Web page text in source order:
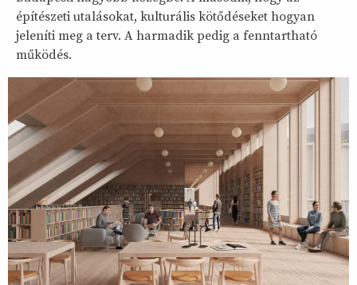
építészeti utalásokat, kulturális kötődéseket hogyan
jeleníti meg a terv. A harmadik pedig a fenntartható
működés.